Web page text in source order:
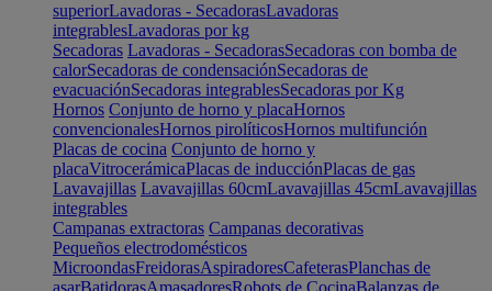
superiorLavadoras - SecadorasLavadoras
integrablesLavadoras por kg
Secadoras Lavadoras - SecadorasSecadoras con bomba de
calorSecadoras de condensaciónSecadoras de
evacuaciónSecadoras integrablesSecadoras por Kg
Hornos Conjunto de horno y placaHornos
convencionalesHornos pirolíticosHornos multifunción
Placas de cocina Conjunto de horno y
placaVitrocerámicaPlacas de inducciónPlacas de gas
Lavavajillas Lavavajillas 60cmLavavajillas 45cmLavavajillas
integrables
Campanas extractoras Campanas decorativas
Pequeños electrodomésticos
MicroondasFreidorasAspiradoresCafeterasPlanchas de
asarBatidorasAmasadoresRobots de CocinaBalanzas de